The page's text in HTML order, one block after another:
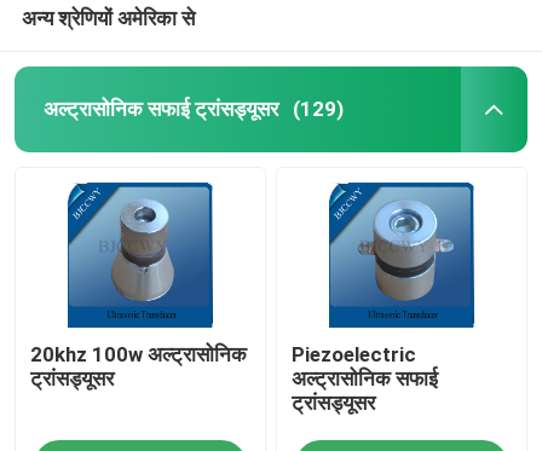
अन्य श्रेणियों अमेरिका से
अल्ट्रासोनिक सफाई ट्रांसड्यूसर (129)
20khz 100w अल्ट्रासोनिक
ट्रांसड्यूसर
Piezoelectric
अल्ट्रासोनिक सफाई
ट्रांसड्यूसर